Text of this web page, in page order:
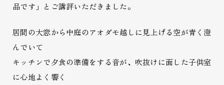
品です」とご講評いただきました。
居間の大窓から中庭のアオダモ越しに見上げる空が青く澄
んでいて
キッチンで夕食の準備をする音が、吹抜けに面した子供室
に心地よく響く